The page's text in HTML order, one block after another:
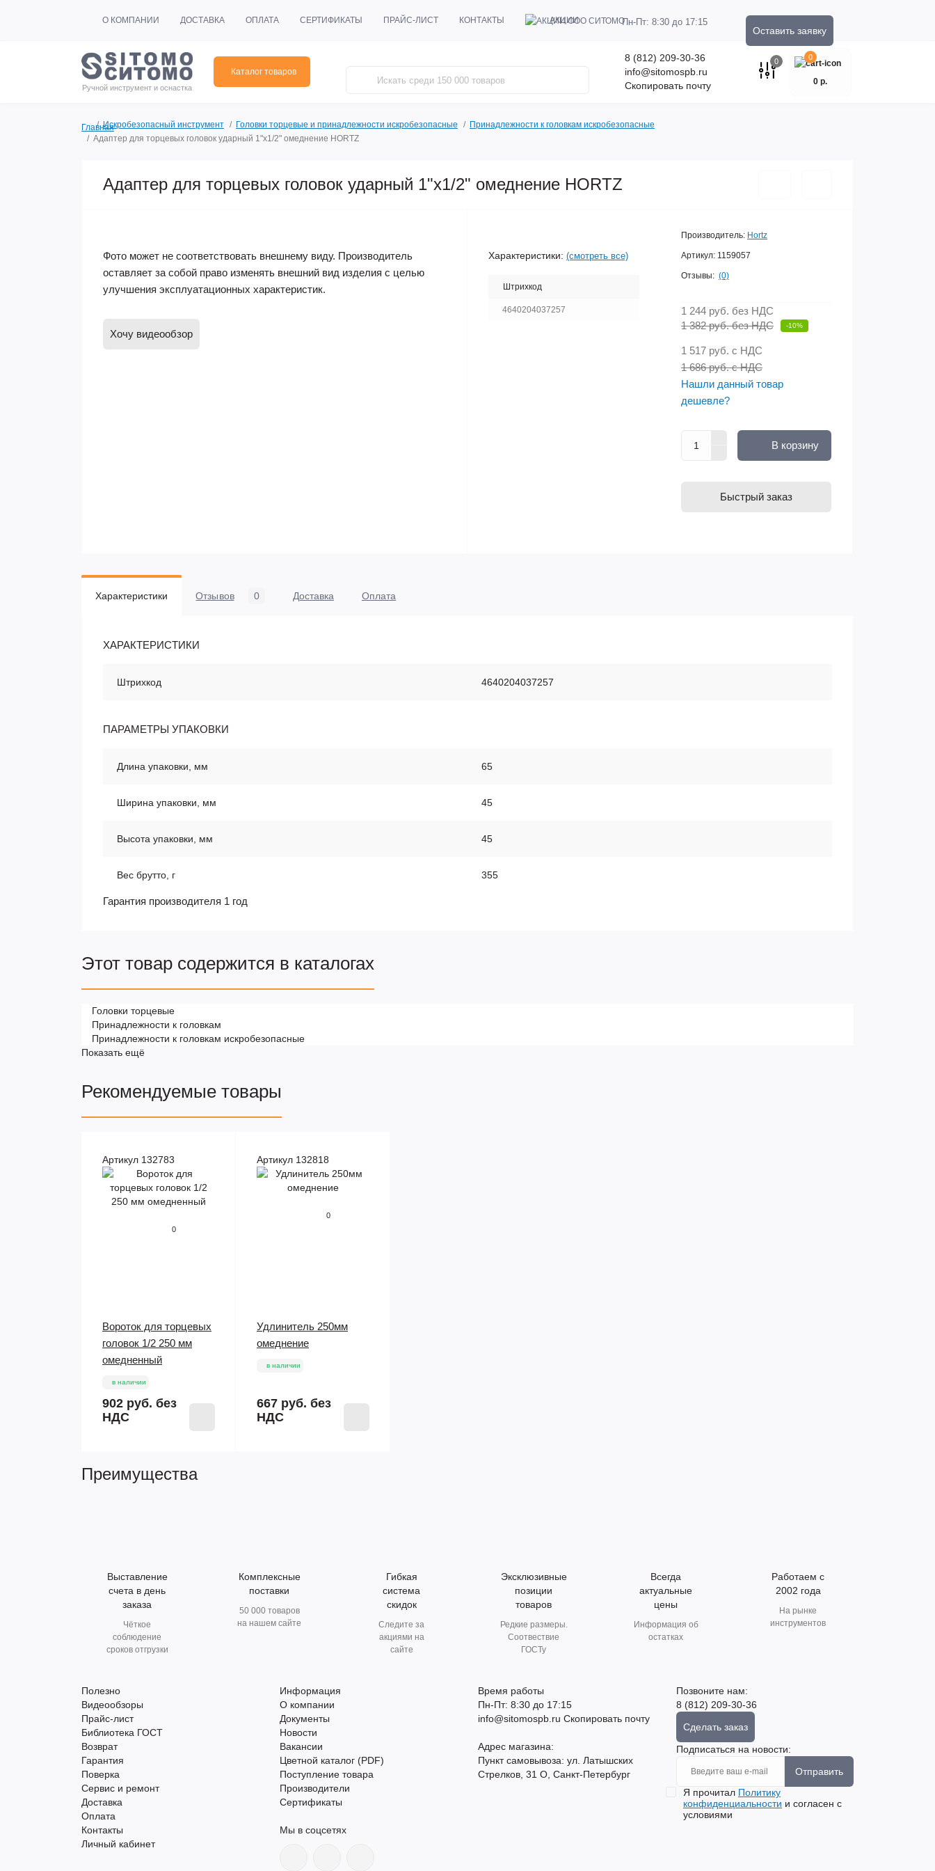
О КОМПАНИИ ДОСТАВКА ОПЛАТА СЕРТИФИКАТЫ ПРАЙС-ЛИСТ КОНТАКТЫ АКЦИИ Пн-Пт: 8:30 до 17:15
Оставить заявку
Ручной инструмент и оснастка
Каталог товаров
8 (812) 209-30-36
info@sitomospb.ru
Скопировать почту
0 0
0 р.
ГлавнаяИскробезопасный инструмент Головки торцевые и принадлежности искробезопасные
Принадлежности к головкам искробезопасные
Адаптер для торцевых головок ударный 1"х1/2" омеднение HORTZ
Адаптер для торцевых головок ударный 1"х1/2" омеднение HORTZ
Фото может не соответствовать внешнему виду. Производитель
оставляет за собой право изменять внешний вид изделия с целью
улучшения эксплуатационных характеристик.
Хочу видеообзор
Характеристики: (смотреть все)
Штрихкод
4640204037257
Производитель: Hortz
Артикул: 1159057
Отзывы: (0)
1 244 руб. без НДС
1 382 руб. без НДС
-10%
1 517 руб. с НДС
1 686 руб. с НДС
Нашли данный товар
дешевле?
В корзину
Быстрый заказ
Характеристики Отзывов 0 Доставка Оплата
ХАРАКТЕРИСТИКИ
Штрихкод 4640204037257
ПАРАМЕТРЫ УПАКОВКИ
Длина упаковки, мм 65
Ширина упаковки, мм 45
Высота упаковки, мм 45
Вес брутто, г 355
Гарантия производителя 1 год
Этот товар содержится в каталогах
Головки торцевые
Принадлежности к головкам
Принадлежности к головкам искробезопасные
Показать ещё
Рекомендуемые товары
Артикул 132783
0
Вороток для торцевых
головок 1/2 250 мм
омедненный
в наличии
902 руб. без
НДС
Артикул 132818
0
Удлинитель 250мм
омеднение
в наличии
667 руб. без
НДС
Преимущества
Выставление
счета в день
заказа
Чёткое
соблюдение
сроков отгрузки
Комплексные
поставки
50 000 товаров
на нашем сайте
Гибкая
система
скидок
Следите за
акциями на
сайте
Эксклюзивные
позиции
товаров
Редкие размеры.
Соотвествие
ГОСТу
Всегда
актуальные
цены
Информация об
остатках
Работаем с
2002 года
На рынке
инструментов
Полезно
Видеообзоры
Прайс-лист
Библиотека ГОСТ
Возврат
Гарантия
Поверка
Сервис и ремонт
Доставка
Оплата
Контакты
Личный кабинет
Информация
О компании
Документы
Новости
Вакансии
Цветной каталог (PDF)
Поступление товара
Производители
Сертификаты
Мы в соцсетях
Время работы
Пн-Пт: 8:30 до 17:15
info@sitomospb.ru Скопировать почту
Адрес магазина:
Пункт самовывоза: ул. Латышских
Стрелков, 31 О, Санкт-Петербург
Позвоните нам:
8 (812) 209-30-36
Сделать заказ
Подписаться на новости:
Отправить
Я прочитал Политику
конфиденциальности и согласен с
условиями